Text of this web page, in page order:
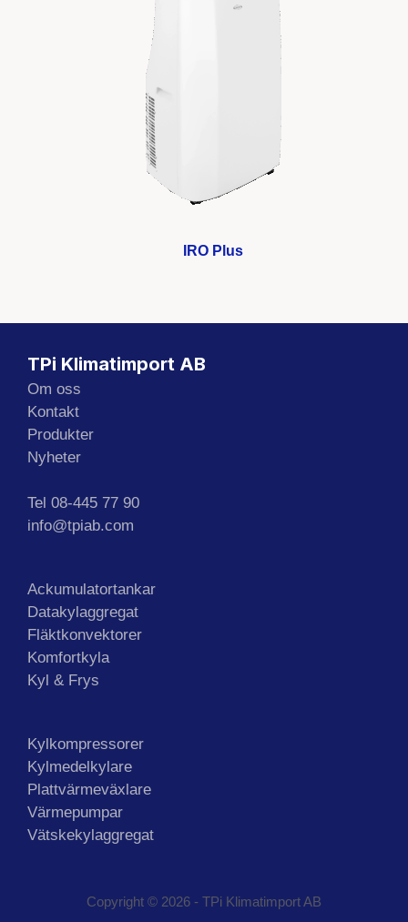
IRO Plus
TPi Klimatimport AB
Om oss
Kontakt
Produkter
Nyheter
Tel 08-445 77 90
info@tpiab.com
Ackumulatortankar
Datakylaggregat
Fläktkonvektorer
Komfortkyla
Kyl & Frys
Kylkompressorer
Kylmedelkylare
Plattvärmeväxlare
Värmepumpar
Vätskekylaggregat
Copyright © 2026 - TPi Klimatimport AB